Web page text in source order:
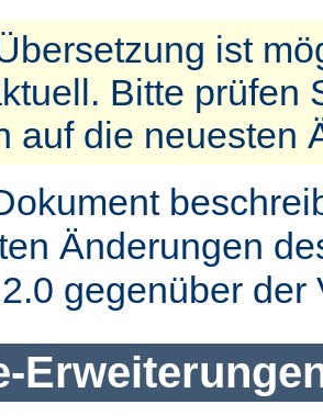
ist
Bitte prüfen
auf die neuesten
Änderungen
gegenüber der